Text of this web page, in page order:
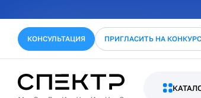
КОНСУЛЬТАЦИЯ ПРИГЛАСИТЬ НА КОНКУРС
развернуть категорию